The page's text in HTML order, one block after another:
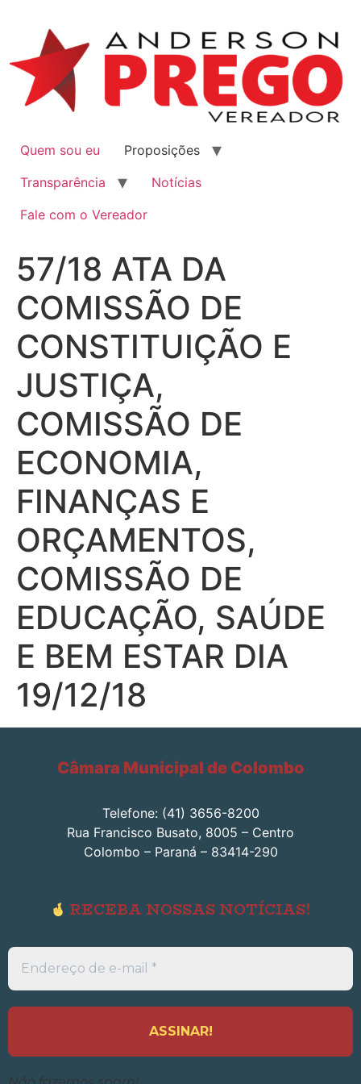
Quem sou eu
Proposições
Transparência
Notícias
Fale com o Vereador
57/18 ATA DA
COMISSÃO DE
CONSTITUIÇÃO E
JUSTIÇA,
COMISSÃO DE
ECONOMIA,
FINANÇAS E
ORÇAMENTOS,
COMISSÃO DE
EDUCAÇÃO, SAÚDE
E BEM ESTAR DIA
19/12/18
Câmara Municipal de Colombo
Telefone: (41) 3656-8200
Rua Francisco Busato, 8005 – Centro
Colombo – Paraná – 83414-290
RECEBA NOSSAS NOTÍCIAS!
Endereço
de
e-
*